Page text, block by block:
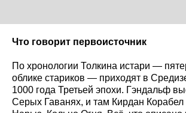
Что говорит первоисточник
По хронологии Толкина истари —
облике стариков — приходят в
1000 года Третьей эпохи. Гэндальф
Серых Гаванях, и там Кирдан Корабел